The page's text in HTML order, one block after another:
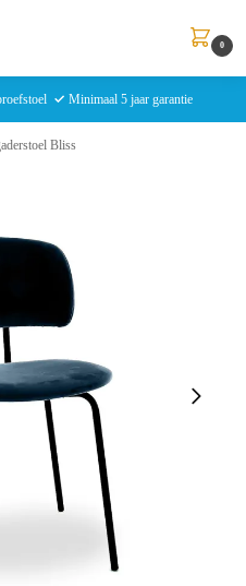
0
✓ Minimaal 5 jaar garantie
Bliss